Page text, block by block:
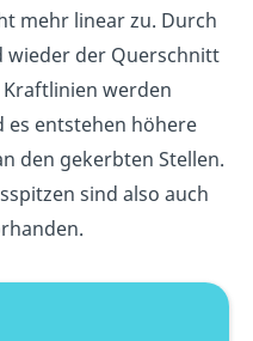
mehr linear zu. Durch
wieder der Querschnitt
werden
es entstehen höhere
den gekerbten Stellen.
sind also auch